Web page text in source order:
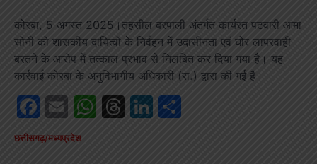
कोरबा, 5 अगस्त 2025।तहसील बरपाली अंतर्गत कार्यरत पटवारी आमा
सोनी को शासकीय दायित्वों के निर्वहन में उदासीनता एवं घोर लापरवाही
बरतने के आरोप में तत्काल प्रभाव से निलंबित कर दिया गया है। यह
कार्रवाई कोरबा के अनुविभागीय अधिकारी (रा.) द्वारा की गई है।
Facebook
EmailWhatsApp
Threads
LinkedIn
छत्तीसगढ़/मध्यप्रदेश